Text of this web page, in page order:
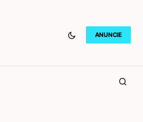
ANUNCIE